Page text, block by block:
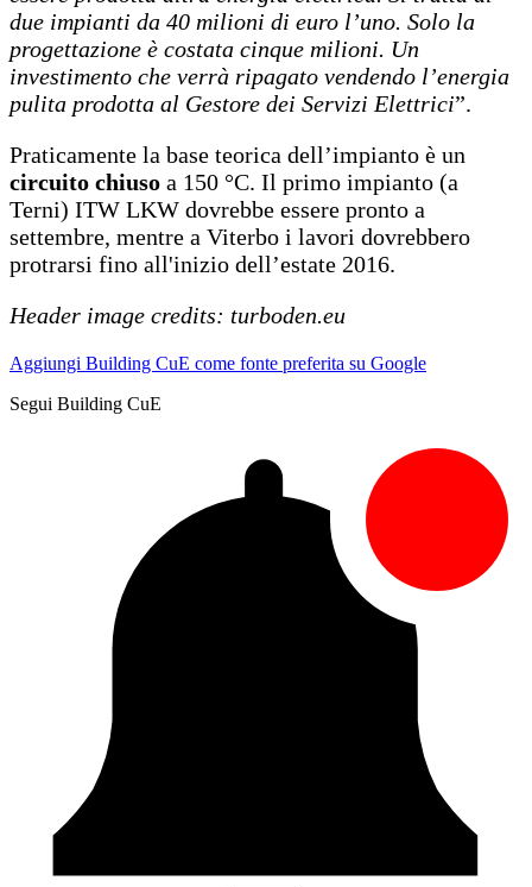
due impianti da 40 milioni di euro l’uno. Solo la
progettazione è costata cinque milioni. Un
investimento che verrà ripagato vendendo l’energia
pulita prodotta al Gestore dei Servizi Elettrici”.
Praticamente la base teorica dell’impianto è un
circuito chiuso a 150 °C. Il primo impianto (a
Terni) ITW LKW dovrebbe essere pronto a
settembre, mentre a Viterbo i lavori dovrebbero
protrarsi fino all'inizio dell’estate 2016.
Header image credits: turboden.eu
Aggiungi Building CuE come fonte preferita su Google
Segui Building CuE